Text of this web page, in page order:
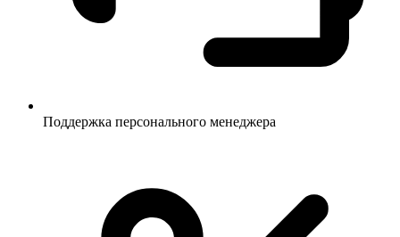
Поддержка персонального менеджера